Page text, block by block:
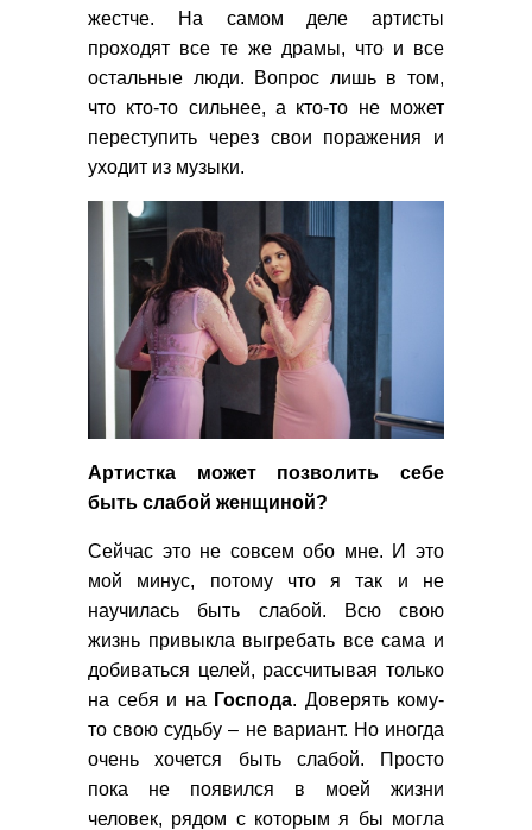
жестче. На самом деле артисты
проходят все те же драмы, что и все
остальные люди. Вопрос лишь в том,
что кто-то сильнее, а кто-то не может
переступить через свои поражения и
уходит из музыки.
Артистка может позволить себе
быть слабой женщиной?
Сейчас это не совсем обо мне. И это
мой минус, потому что я так и не
научилась быть слабой. Всю свою
жизнь привыкла выгребать все сама и
добиваться целей, рассчитывая только
на себя и на Господа. Доверять кому-
то свою судьбу – не вариант. Но иногда
очень хочется быть слабой. Просто
пока не появился в моей жизни
человек, рядом с которым я бы могла